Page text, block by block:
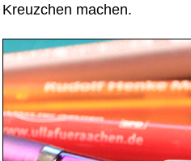
Kreuzchen machen.